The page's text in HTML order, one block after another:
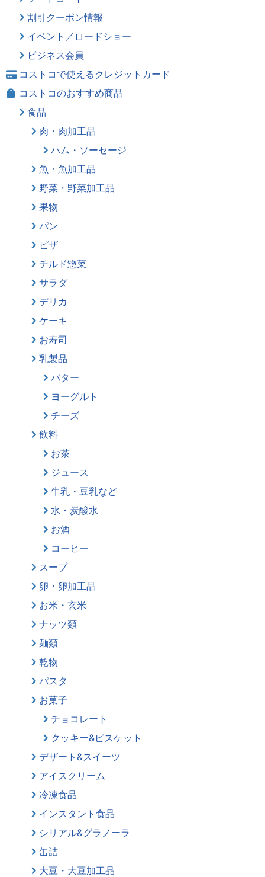
割引クーポン情報
イベント／ロードショー
ビジネス会員
コストコで使えるクレジットカード
コストコのおすすめ商品
食品
肉・肉加工品
ハム・ソーセージ
魚・魚加工品
野菜・野菜加工品
果物
パン
ピザ
チルド惣菜
サラダ
デリカ
ケーキ
お寿司
乳製品
バター
ヨーグルト
チーズ
飲料
お茶
ジュース
牛乳・豆乳など
水・炭酸水
お酒
コーヒー
スープ
卵・卵加工品
お米・玄米
ナッツ類
麺類
乾物
パスタ
お菓子
チョコレート
クッキー&ビスケット
デザート&スイーツ
アイスクリーム
冷凍食品
インスタント食品
シリアル&グラノーラ
缶詰
大豆・大豆加工品